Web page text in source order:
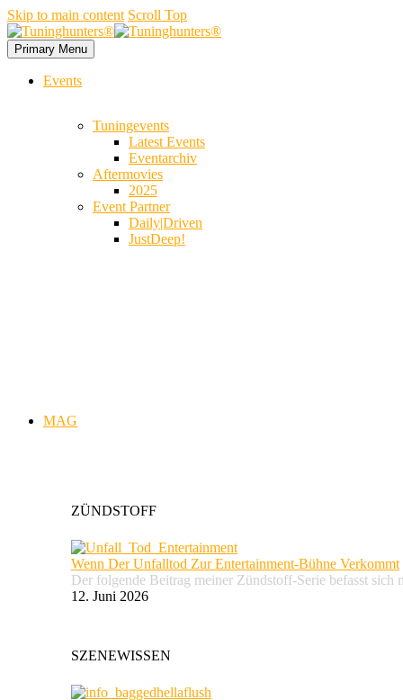
Skip to main content Scroll Top
Primary Menu
Events
Tuningevents
Latest Events
Eventarchiv
Aftermovies
2025
Event Partner
Daily|Driven
JustDeep!
MAG
ZÜNDSTOFF
Wenn Der Unfalltod Zur Entertainment-Bühne Verkommt
Der folgende Beitrag meiner Zündstoff-Serie befasst
12. Juni 2026
SZENEWISSEN